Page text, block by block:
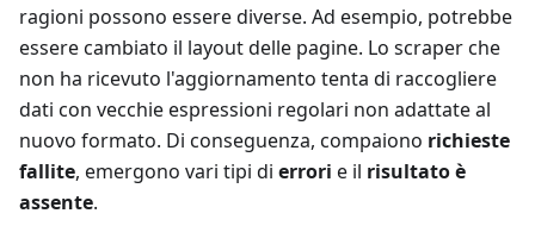
ragioni possono essere diverse. Ad esempio, potrebbe
essere cambiato il layout delle pagine. Lo scraper che
non ha ricevuto l'aggiornamento tenta di raccogliere
dati con vecchie espressioni regolari non adattate al
nuovo formato. Di conseguenza, compaiono richieste
fallite, emergono vari tipi di errori e il risultato è
assente.